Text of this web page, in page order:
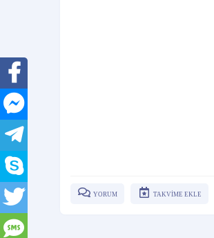
YORUM TAKVİME EKLE